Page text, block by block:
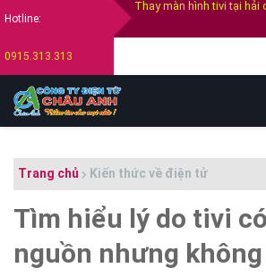
Hotline:
0915.313.313
Thu mua tivi cũ hỏng tại
Trang chủ Kiến thức về điện tử
Tìm hiểu lý do tivi
nguồn nhưng